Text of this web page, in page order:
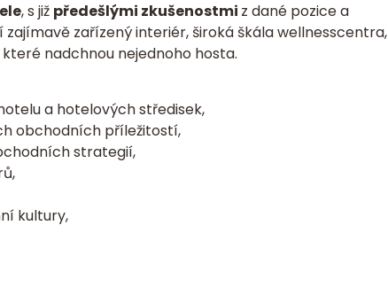
, s již předešlými zkušenostmi z dané pozice a
zajímavě zařízený interiér, široká škála wellnesscentra,
nadchnou nejednoho hosta.
a hotelových středisek,
obchodních příležitostí,
strategií,
kultury,